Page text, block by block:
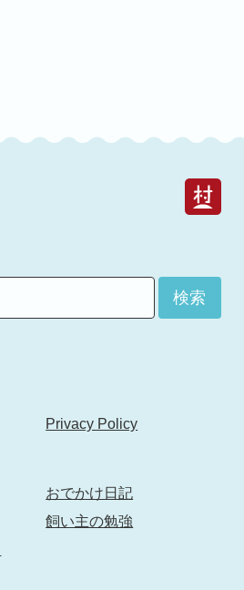
検索
Privacy Policy
おでかけ日記
飼い主の勉強